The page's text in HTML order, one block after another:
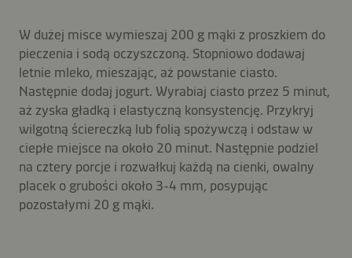
W dużej misce wymieszaj 200 g mąki z proszkiem do
pieczenia i sodą oczyszczoną. Stopniowo dodawaj
letnie mleko, mieszając, aż powstanie ciasto.
Następnie dodaj jogurt. Wyrabiaj ciasto przez 5 minut,
aż zyska gładką i elastyczną konsystencję. Przykryj
wilgotną ściereczką lub folią spożywczą i odstaw w
ciepłe miejsce na około 20 minut. Następnie podziel
na cztery porcje i rozwałkuj każdą na cienki, owalny
placek o grubości około 3-4 mm, posypując
pozostałymi 20 g mąki.